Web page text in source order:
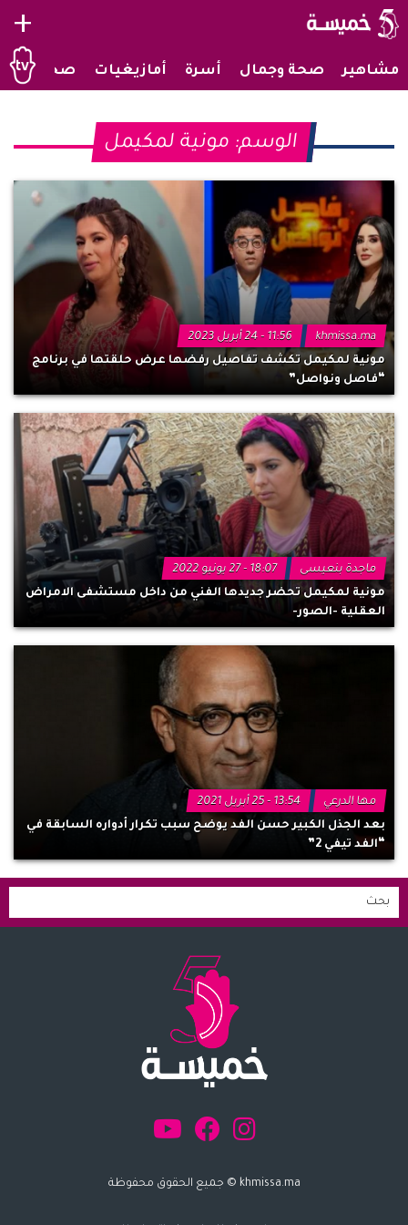
+
مشاهير صحة وجمال أسرة أمازيغيات صحراويات
الوسم:مونية لمكيمل
khmissa.ma
11:56 - 24 أبريل 2023
مونية لمكيمل تكشف تفاصيل رفضها عرض حلقتها في برنامج
“فاصل ونواصل”
ماجدة بنعيسى
18:07 - 27 يونيو 2022
مونية لمكيمل تحضر جديدها الفني من داخل مستشفى الامراض
العقلية -الصور-
مها الدرعي
13:54 - 25 أبريل 2021
بعد الجذل الكبير حسن الفد يوضح سبب تكرار أدواره السابقة في
“الفد تيفي 2”
khmissa.ma © جميع الحقوق محفوظة